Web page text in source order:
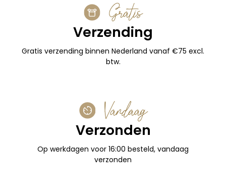
Gratis
Verzending
Gratis verzending binnen Nederland vanaf €75 excl.
btw.
Vandaag
Verzonden
Op werkdagen voor 16:00 besteld, vandaag
verzonden